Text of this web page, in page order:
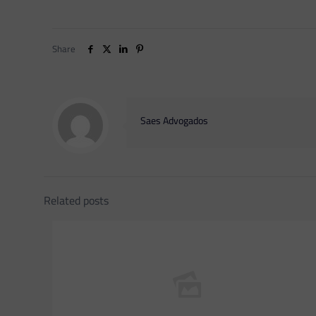
Share
Saes Advogados
Related posts